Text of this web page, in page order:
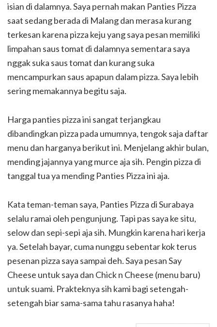
isian di dalamnya. Saya pernah makan Panties Pizza
saat sedang berada di Malang dan merasa kurang
terkesan karena pizza keju yang saya pesan memiliki
limpahan saus tomat di dalamnya sementara saya
nggak suka saus tomat dan kurang suka
mencampurkan saus apapun dalam pizza. Saya lebih
sering memakannya begitu saja.
Harga panties pizza ini sangat terjangkau
dibandingkan pizza pada umumnya, tengok saja daftar
menu dan harganya berikut ini. Menjelang akhir bulan,
mending jajannya yang murce aja sih. Pengin pizza di
tanggal tua ya mending Panties Pizza ini aja.
Kata teman-teman saya, Panties Pizza di Surabaya
selalu ramai oleh pengunjung. Tapi pas saya ke situ,
selow dan sepi-sepi aja sih. Mungkin karena hari kerja
ya. Setelah bayar, cuma nunggu sebentar kok terus
pesenan pizza saya sampai deh. Saya pesan Say
Cheese untuk saya dan Chick n Cheese (menu baru)
untuk suami. Prakteknya sih kami bagi setengah-
setengah biar sama-sama tahu rasanya haha!